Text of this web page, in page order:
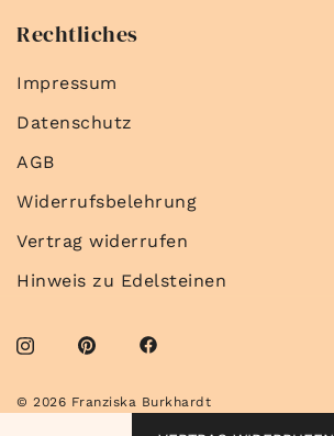
Rechtliches
Impressum
Datenschutz
AGB
Widerrufsbelehrung
Vertrag widerrufen
Hinweis zu Edelsteinen
© 2026 Franziska Burkhardt